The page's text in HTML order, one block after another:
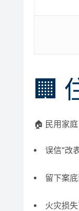
🏢
🏠 民用家庭
误信“改
留下案
火灾损